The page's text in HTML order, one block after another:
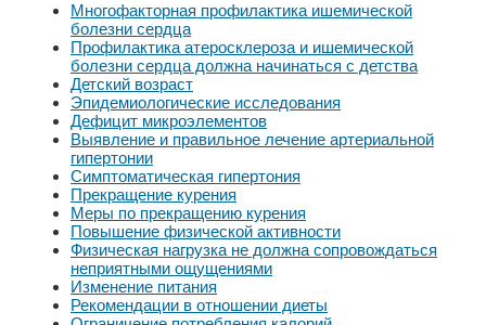
Многофакторная профилактика ишемической
болезни сердца
Профилактика атеросклероза и ишемической
болезни сердца должна начинаться с детства
Детский возраст
Эпидемиологические исследования
Дефицит микроэлементов
Выявление и правильное лечение артериальной
гипертонии
Симптоматическая гипертония
Прекращение курения
Меры по прекращению курения
Повышение физической активности
Физическая нагрузка не должна сопровождаться
неприятными ощущениями
Изменение питания
Рекомендации в отношении диеты